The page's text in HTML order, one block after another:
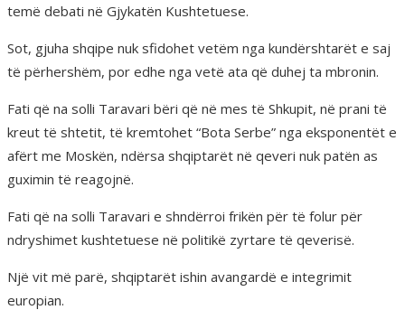
temë debati në Gjykatën Kushtetuese.
Sot, gjuha shqipe nuk sfidohet vetëm nga kundërshtarët e saj
të përhershëm, por edhe nga vetë ata që duhej ta mbronin.
Fati që na solli Taravari bëri që në mes të Shkupit, në prani të
kreut të shtetit, të kremtohet “Bota Serbe” nga eksponentët e
afërt me Moskën, ndërsa shqiptarët në qeveri nuk patën as
guximin të reagojnë.
Fati që na solli Taravari e shndërroi frikën për të folur për
ndryshimet kushtetuese në politikë zyrtare të qeverisë.
Një vit më parë, shqiptarët ishin avangardë e integrimit
europian.